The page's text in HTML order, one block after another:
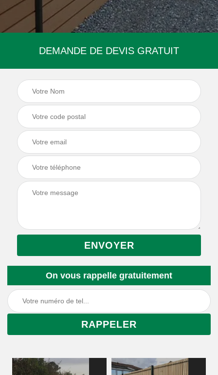
DEMANDE DE DEVIS GRATUIT
On vous rappelle gratuitement